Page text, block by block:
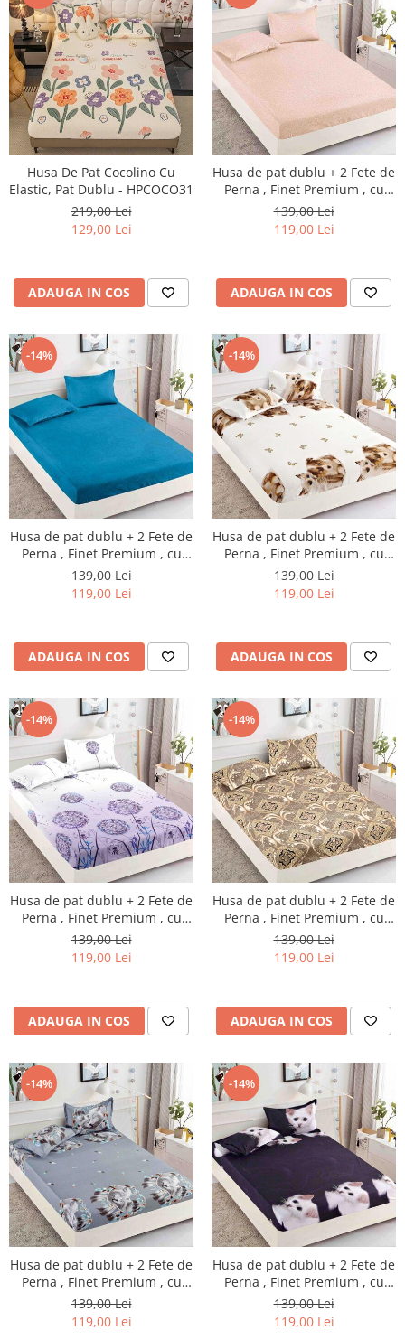
Husa De Pat Cocolino Cu
Elastic, Pat Dublu - HPCOCO31
219,00 Lei
129,00 Lei
ADAUGA IN COS
Husa de pat dublu + 2 Fete de
Perna , Finet Premium , cu
elastic, HP3
139,00 Lei
119,00 Lei
ADAUGA IN COS
-14%
Husa de pat dublu + 2 Fete de
Perna , Finet Premium , cu
elastic , HP6
139,00 Lei
119,00 Lei
ADAUGA IN COS
-14%
Husa de pat dublu + 2 Fete de
Perna , Finet Premium , cu
elastic , HP7
139,00 Lei
119,00 Lei
ADAUGA IN COS
-14%
Husa de pat dublu + 2 Fete de
Perna , Finet Premium , cu
elastic , HP10
139,00 Lei
119,00 Lei
ADAUGA IN COS
-14%
Husa de pat dublu + 2 Fete de
Perna , Finet Premium , cu
elastic , HP12
139,00 Lei
119,00 Lei
ADAUGA IN COS
-14%
Husa de pat dublu + 2 Fete de
Perna , Finet Premium , cu
elastic , HP14
139,00 Lei
119,00 Lei
-14%
Husa de pat dublu + 2 Fete de
Perna , Finet Premium , cu
elastic , HP15
139,00 Lei
119,00 Lei